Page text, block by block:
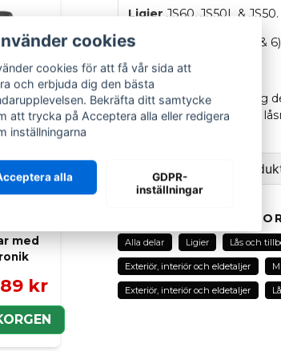
Ligier /
med
kr
Ligier JS60, JS50L & JS50.
Microcar
MGO (3, 4, 5 &
OEM: 1408524
Detta låsstift är en viktig
korrekt stängning och
Ställ en fråga om
Fråga oss om denna
name
Namn
RELATERADE
Alla delar Ligier Lås och
Exteriör, interiör och eldetaljer
Exteriör, interiör och eldetaljer
cookies
cookies för att få vår sida att
och erbjuda dig den bästa
Bekräfta ditt samtycke
att trycka på Acceptera alla eller redigera
inställningarna
alla
GDPR-
inställningar